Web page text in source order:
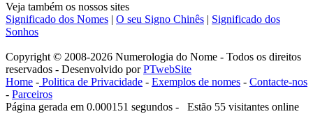
Veja também os nossos sites
Significado dos Nomes
O seu Signo Chinês
Significado dos
Sonhos
Copyright © 2008-2026 Numerologia do Nome - Todos os direitos
reservados - Desenvolvido porPTwebSite
Home - Politica de Privacidade - Exemplos de nomes - Contacte-nos
- Parceiros
Página gerada em 0.000151 segundos - Estão 55 visitantes online